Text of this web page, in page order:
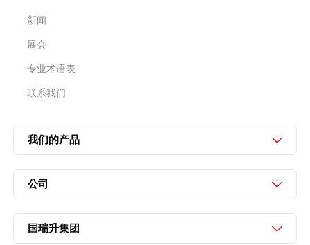
新闻
展会
专业术语表
联系我们
我们的产品
公司
国瑞升集团